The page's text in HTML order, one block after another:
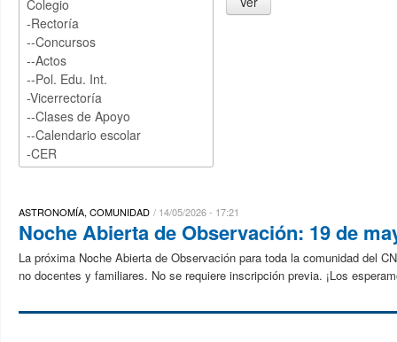
ASTRONOMÍA, COMUNIDAD 14/05/2026 - 17:21
Noche Abierta de Observación: 19 de
La próxima Noche Abierta de Observación para toda la comunidad del
no docentes y familiares. No se requiere inscripción previa. ¡Los